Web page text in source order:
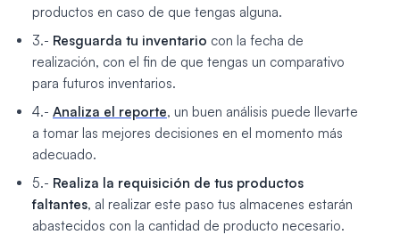
productos en caso de que tengas alguna.
3.- Resguarda tu inventario con la fecha de
realización, con el fin de que tengas un comparativo
para futuros inventarios.
4.- Analiza el reporte, un buen análisis puede llevarte
a tomar las mejores decisiones en el momento más
adecuado.
5.- Realiza la requisición de tus productos
faltantes, al realizar este paso tus almacenes estarán
abastecidos con la cantidad de producto necesario.